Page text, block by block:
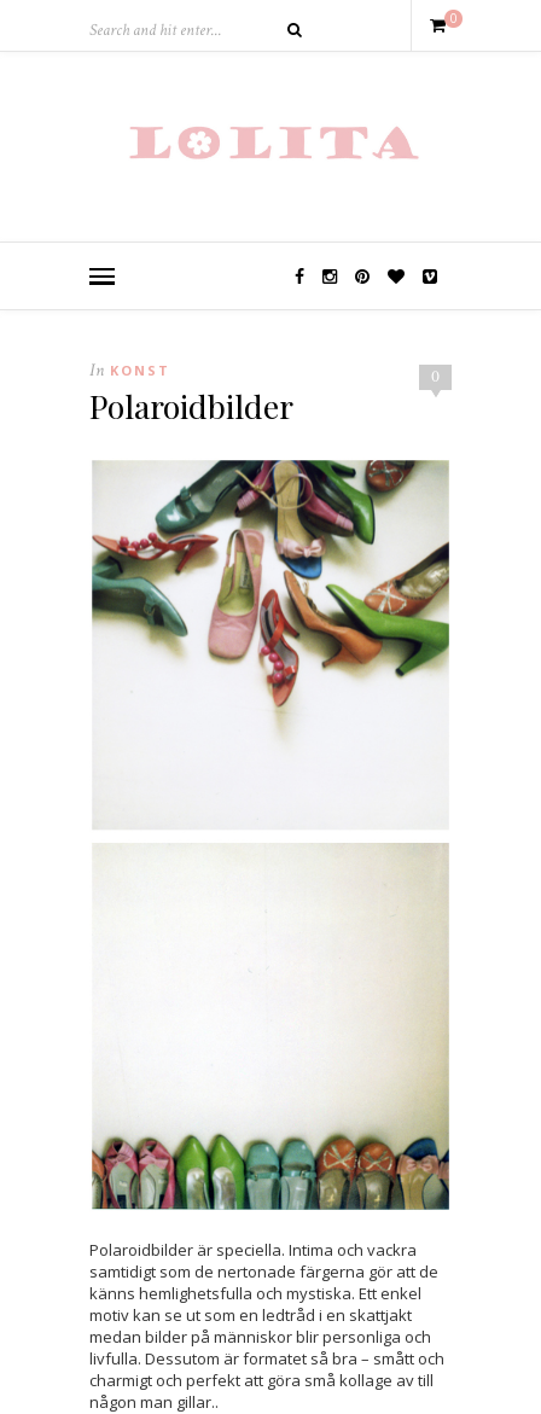
0
0
In KONST
Polaroidbilder
Polaroidbilder är speciella. Intima och vackra
samtidigt som de nertonade färgerna gör att de
känns hemlighetsfulla och mystiska. Ett enkel
motiv kan se ut som en ledtråd i en skattjakt
medan bilder på människor blir personliga och
livfulla. Dessutom är formatet så bra – smått och
charmigt och perfekt att göra små kollage av till
någon man gillar..